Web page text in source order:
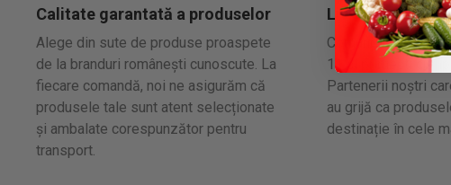
Calitate garantată a produselor
Alege din sute de produse proaspete
de la branduri românești cunoscute. La
fiecare comandă, noi ne asigurăm că
produsele tale sunt atent selecționate
și ambalate corespunzător pentru
transport.
Livrare în
Comandă de luni
11 și primești
Partenerii noștri
au grijă ca
destinație în cele